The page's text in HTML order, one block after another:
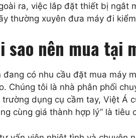
ra, việc lắp đặt thiết bị ngắt
thường xuyên đưa máy đi
sao nên mua tại
đang có nhu cầu đặt mua máy
Chúng tôi là nhà phân phối
dụng cụ cầm tay, Việt Á
cùng giá thành hợp lý” là tiêu